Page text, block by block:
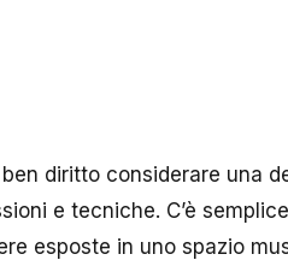
diritto considerare una
e tecniche. C’è
esposte in uno spazio